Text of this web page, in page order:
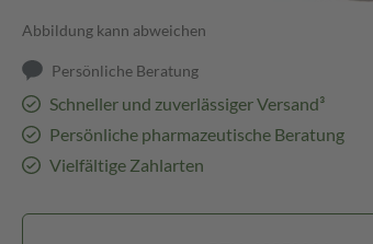
Abbildung kann abweichen
Persönliche Beratung
Schneller und zuverlässiger Versand³
Persönliche pharmazeutische Beratung
Vielfältige Zahlarten